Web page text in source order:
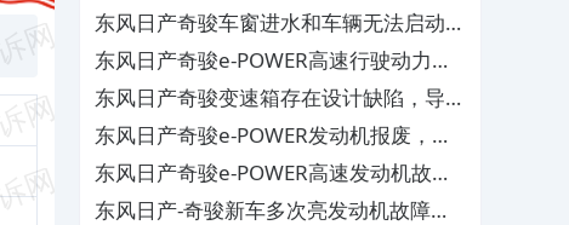
维修
东风日产奇骏车窗进水和车辆无法启动，
厂家置之不理
东风日产奇骏e-POWER高速行驶动力丢
失，要求退换车及赔偿
东风日产奇骏变速箱存在设计缺陷，导致
车辆失速顿挫及亮故障灯
东风日产奇骏e-POWER发动机报废，厂
家拒给故障原因
东风日产奇骏e-POWER高速发动机故障
致行程受阻，要求补偿
东风日产-奇骏新车多次亮发动机故障灯